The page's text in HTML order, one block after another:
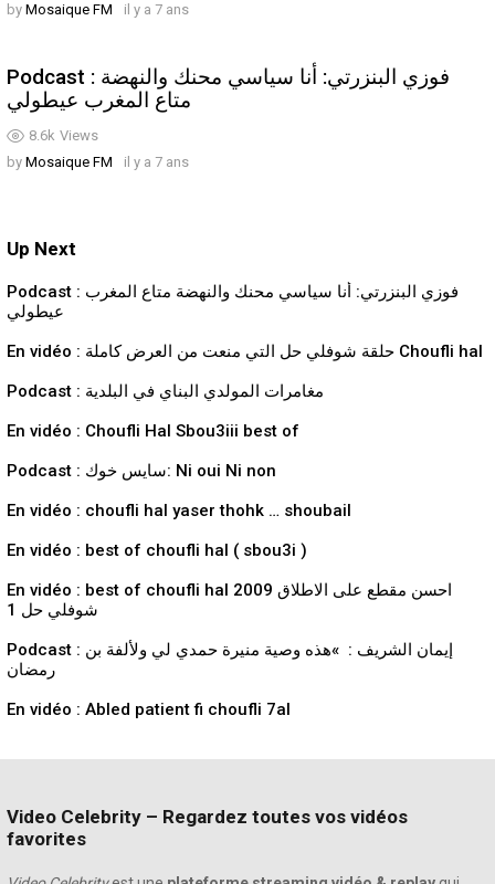
by Mosaique FM il y a 7 ans
8.6k Views
Podcast : فوزي البنزرتي: أنا سياسي محنك والنهضة
متاع المغرب عيطولي
by Mosaique FM il y a 7 ans
Up Next
Podcast : فوزي البنزرتي: أنا سياسي محنك والنهضة متاع المغرب
عيطولي
En vidéo : حلقة شوفلي حل التي منعت من العرض كاملة Choufli hal
Podcast : مغامرات المولدي البناي في البلدية
En vidéo : Choufli Hal Sbou3iii best of
Podcast : سايس خوك: Ni oui Ni non
En vidéo : choufli hal yaser thohk … shoubail
En vidéo : best of choufli hal ( sbou3i )
En vidéo : best of choufli hal 2009 احسن مقطع على الاطلاق
شوفلي حل 1
Podcast : إيمان الشريف : »هذه وصية منيرة حمدي لي ولألفة بن
رمضان
En vidéo : Abled patient fi choufli 7al
Video Celebrity – Regardez toutes vos vidéos
favorites